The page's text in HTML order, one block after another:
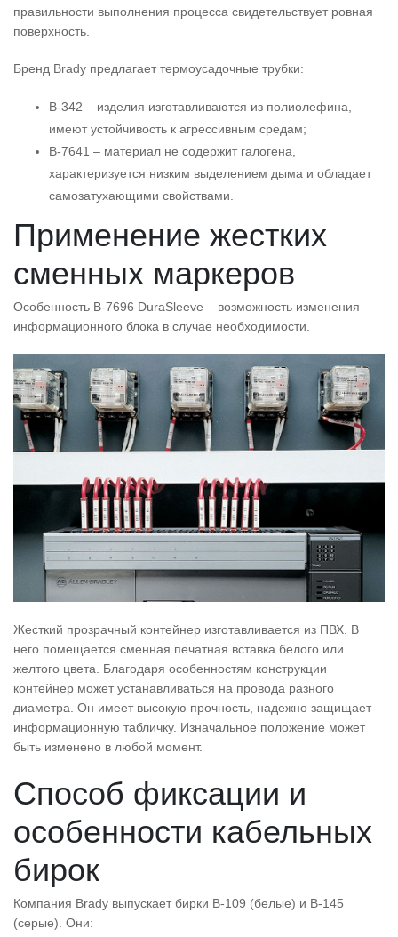
правильности выполнения процесса свидетельствует ровная
поверхность.
Бренд Brady предлагает термоусадочные трубки:
B-342 – изделия изготавливаются из полиолефина,
имеют устойчивость к агрессивным средам;
B-7641 – материал не содержит галогена,
характеризуется низким выделением дыма и обладает
самозатухающими свойствами.
Применение жестких
сменных маркеров
Особенность B-7696 DuraSleeve – возможность изменения
информационного блока в случае необходимости.
Жесткий прозрачный контейнер изготавливается из ПВХ. В
него помещается сменная печатная вставка белого или
желтого цвета. Благодаря особенностям конструкции
контейнер может устанавливаться на провода разного
диаметра. Он имеет высокую прочность, надежно защищает
информационную табличку. Изначальное положение может
быть изменено в любой момент.
Способ фиксации и
особенности кабельных
бирок
Компания Brady выпускает бирки B-109 (белые) и B-145
(серые). Они: